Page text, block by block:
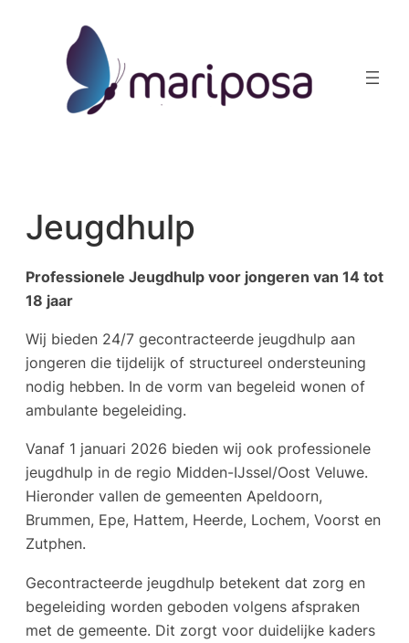
Jeugdhulp
Professionele Jeugdhulp voor jongeren van 14 tot
18 jaar
Wij bieden 24/7 gecontracteerde jeugdhulp aan
jongeren die tijdelijk of structureel ondersteuning
nodig hebben. In de vorm van begeleid wonen of
ambulante begeleiding.
Vanaf 1 januari 2026 bieden wij ook professionele
jeugdhulp in de regio Midden-IJssel/Oost Veluwe.
Hieronder vallen de gemeenten Apeldoorn,
Brummen, Epe, Hattem, Heerde, Lochem, Voorst en
Zutphen.
Gecontracteerde jeugdhulp betekent dat zorg en
begeleiding worden geboden volgens afspraken
met de gemeente. Dit zorgt voor duidelijke kaders